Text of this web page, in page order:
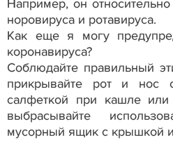
Например, он
норовируса и ротавируса.
Как еще я могу
коронавируса?
Соблюдайте правильный
прикрывайте рот и нос
салфеткой при кашле
выбрасывайте
мусорный ящик с крышкой